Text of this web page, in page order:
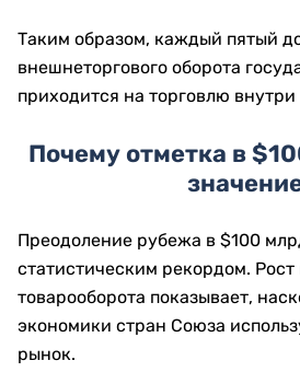
Таким образом, каждый пятый
внешнеторгового оборота
приходится на торговлю
Почему отметка в
Преодоление рубежа в $100
статистическим рекордом. Рост
товарооборота показывает,
экономики стран Союза
рынок.